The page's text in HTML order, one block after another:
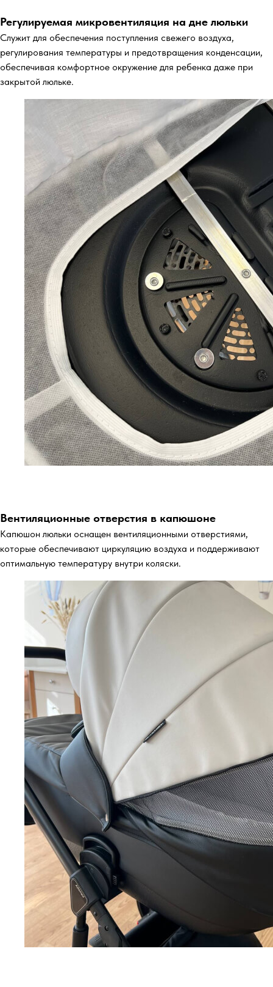
Регулируемая микровентиляция на дне люльки
Служит для обеспечения поступления свежего воздуха,
регулирования температуры и предотвращения конденсации,
обеспечивая комфортное окружение для ребенка даже при
закрытой люльке.
Вентиляционные отверстия в капюшоне
Капюшон люльки оснащен вентиляционными отверстиями,
которые обеспечивают циркуляцию воздуха и поддерживают
оптимальную температуру внутри коляски.